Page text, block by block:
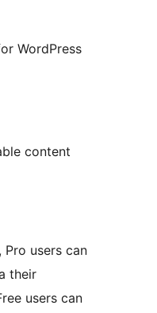
WordPress
content
users can
their
users can